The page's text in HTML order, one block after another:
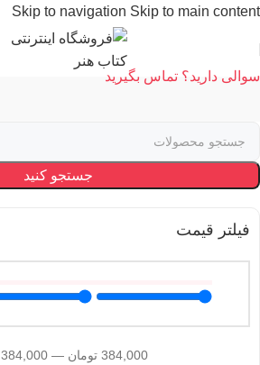
Skip to navigation Skip to main content
سوالی دارید؟ تماس بگیرید
جستجو کنید
فیلتر قیمت
384,000 تومان —
384,000